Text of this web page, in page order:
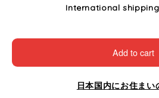
International
Add to cart
日本国内にお住まい